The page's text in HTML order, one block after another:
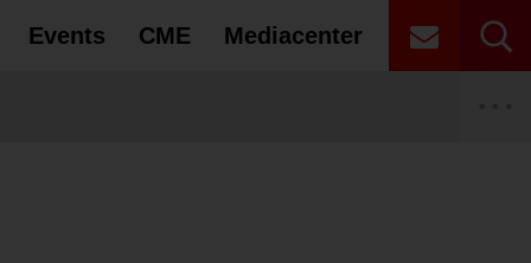
Events CME Mediacenter